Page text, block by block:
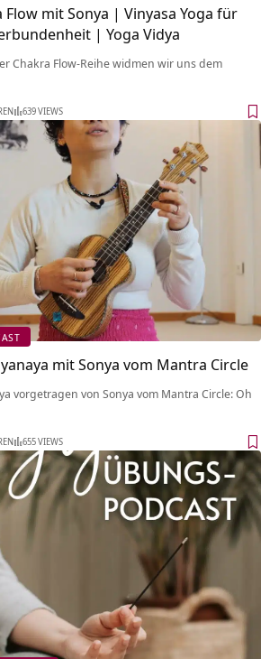
Flow mit Sonya | Vinyasa Yoga für
| Yoga Vidya
Chakra Flow-Reihe widmen wir uns dem
639 VIEWS
mit Sonya vom Mantra Circle
vorgetragen von Sonya vom Mantra Circle: Oh
655 VIEWS